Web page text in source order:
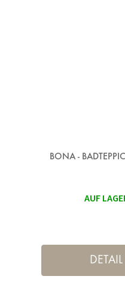
BONA -
AUF
DETAIL